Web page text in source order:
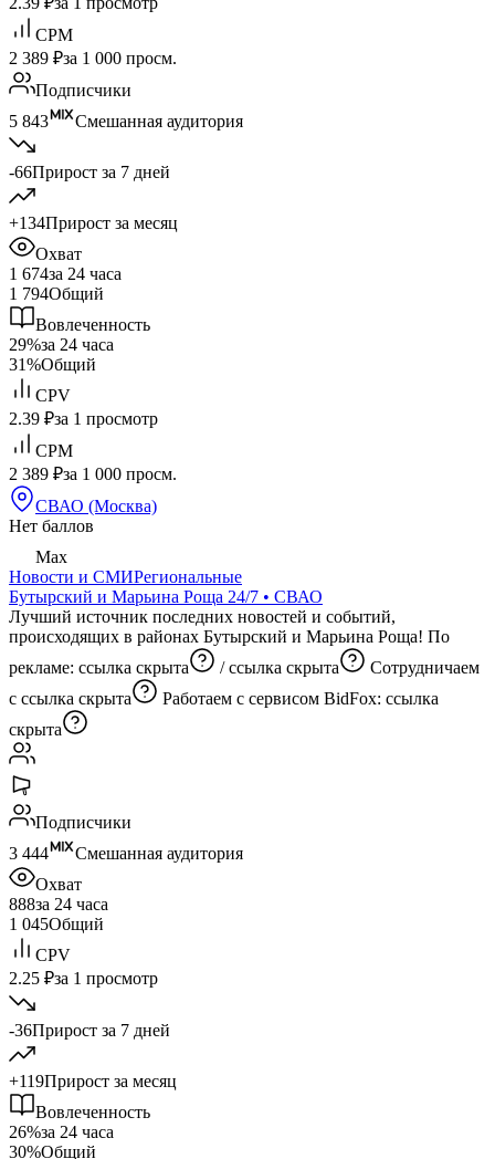
CPM
2 389 ₽за 1 000 просм.
Подписчики
5 843
Смешанная аудитория
-66Прирост за 7 дней
+134Прирост за месяц
Охват
1 674за 24 часа
1 794Общий
Вовлеченность
29%за 24 часа
31%Общий
CPV
2.39 ₽за 1 просмотр
CPM
2 389 ₽за 1 000 просм.
СВАО (Москва)
Нет баллов
Max
Новости и СМИРегиональные
Бутырский и Марьина Роща 24/7 • СВАО
Лучший источник последних новостей и событий,
происходящих в районах Бутырский и Марьина Роща! По
рекламе: ссылка скрыта /ссылка скрыта
Сотрудничаем
с ссылка скрыта Работаем с сервисом BidFox: ссылка
скрыта
Подписчики
3 444
Смешанная аудитория
Охват
888за 24 часа
1 045Общий
CPV
2.25 ₽за 1 просмотр
-36Прирост за 7 дней
+119Прирост за месяц
Вовлеченность
26%за 24 часа
30%Общий